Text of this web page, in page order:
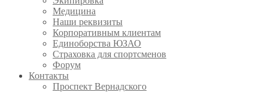
Медицина
Наши реквизиты
Корпоративным клиентам
Единоборства ЮЗАО
Страховка для спортсменов
Форум
Контакты
Проспект Вернадского